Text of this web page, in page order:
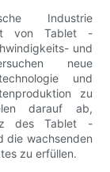
Industrie
von Tablet -
und
neue
und
zu
darauf ab,
des Tablet -
die wachsenden
zu erfüllen.